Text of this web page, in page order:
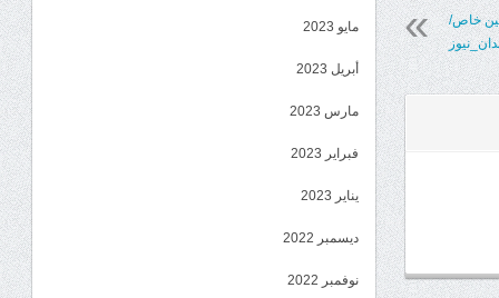
خاص/
مايو 2023
أبريل 2023
مارس 2023
فبراير 2023
يناير 2023
ديسمبر 2022
نوفمبر 2022